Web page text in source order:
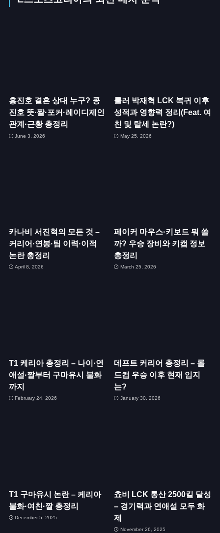
홍진호 결혼 상대 누구? 콩
진호 뜻·짤·포커·레이디제인
관계·근황 총정리
June 3, 2026
룰러 박재혁 LCK 복귀 이후
성적과 영향력 정리(Feat. 여
친 및 탈세 논란?)
May 25, 2026
카나비 서진혁의 모든 것 –
커리어·연봉·팀 이력·이적
논란 총정리
April 8, 2026
페이커 마우스·키보드 뭐 쓸
까? 우승 장비와 키캡 정보
총정리
March 25, 2026
T1 케리아 총정리 – 나이·연
애설·짤부터 구마유시 불화
까지
February 24, 2026
데프트 커리어 총정리 – 롤
드컵 우승 이후 현재 입지
는?
January 30, 2026
T1 구마유시 논란 – 케리아
불화·여친·짤 총정리
December 5, 2025
쵸비 LCK 통산 2500킬 달성
– 경기력과 연애설 모두 화
제
November 26, 2025